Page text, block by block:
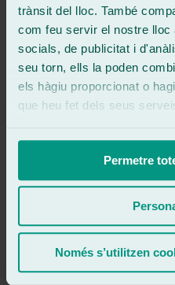
trànsit del lloc. També
com feu servir el nostre
socials, de publicitat i
seu torn, ells la poden
els hàgiu proporcionat o
que heu fet dels seus
Permetre
Només s’utilitzen
Reparamos tu luna en 30
con el seguro.
Pide cita ahora
Demanar cita
Franquícies Ralarsa
Treballar amb nosaltres?